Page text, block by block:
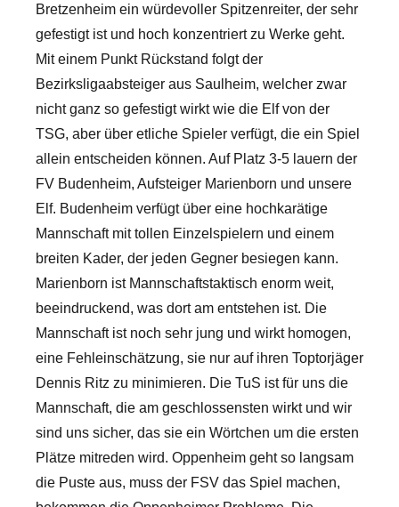
Bretzenheim ein würdevoller Spitzenreiter, der sehr
gefestigt ist und hoch konzentriert zu Werke geht.
Mit einem Punkt Rückstand folgt der
Bezirksligaabsteiger aus Saulheim, welcher zwar
nicht ganz so gefestigt wirkt wie die Elf von der
TSG, aber über etliche Spieler verfügt, die ein Spiel
allein entscheiden können. Auf Platz 3-5 lauern der
FV Budenheim, Aufsteiger Marienborn und unsere
Elf. Budenheim verfügt über eine hochkarätige
Mannschaft mit tollen Einzelspielern und einem
breiten Kader, der jeden Gegner besiegen kann.
Marienborn ist Mannschaftstaktisch enorm weit,
beeindruckend, was dort am entstehen ist. Die
Mannschaft ist noch sehr jung und wirkt homogen,
eine Fehleinschätzung, sie nur auf ihren Toptorjäger
Dennis Ritz zu minimieren. Die TuS ist für uns die
Mannschaft, die am geschlossensten wirkt und wir
sind uns sicher, das sie ein Wörtchen um die ersten
Plätze mitreden wird. Oppenheim geht so langsam
die Puste aus, muss der FSV das Spiel machen,